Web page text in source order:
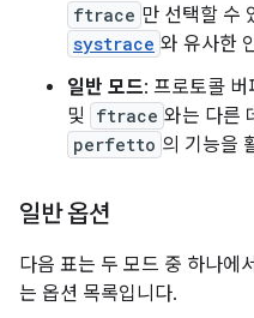
ftrace 만 선택할 수
systrace 와 유사한
일반 모드: 프로토콜
및 ftrace 와는 다른
perfetto 의 기능을
일반 옵션
다음 표는 두 모드 중 하나에서
는 옵션 목록입니다.